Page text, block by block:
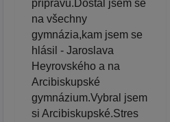
přípravu.Dostal jsem se
na všechny
gymnázia,kam jsem se
hlásil - Jaroslava
Heyrovského a na
Arcibiskupské
gymnázium.Vybral jsem
si Arcibiskupské.Stres